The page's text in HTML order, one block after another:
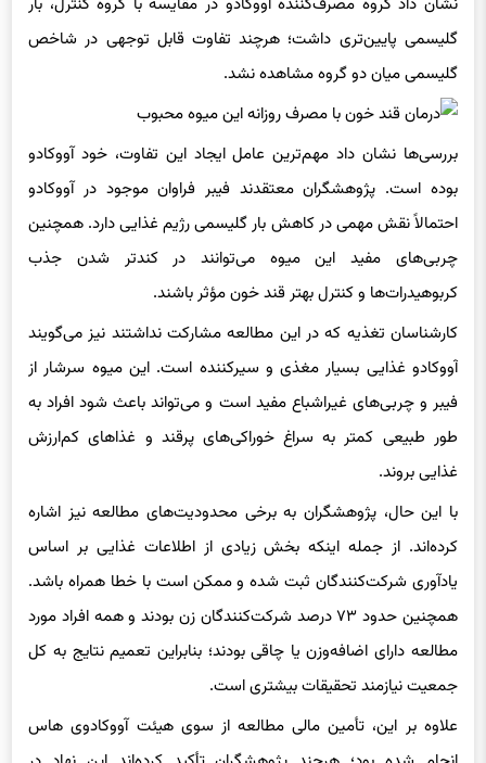
نشان داد گروه مصرف‌کننده آووکادو در مقایسه با گروه کنترل، بار
گلیسمی پایین‌تری داشت؛ هرچند تفاوت قابل توجهی در شاخص
گلیسمی میان دو گروه مشاهده نشد.
بررسی‌ها نشان داد مهم‌ترین عامل ایجاد این تفاوت، خود آووکادو
بوده است. پژوهشگران معتقدند فیبر فراوان موجود در آووکادو
احتمالاً نقش مهمی در کاهش بار گلیسمی رژیم غذایی دارد. همچنین
چربی‌های مفید این میوه می‌توانند در کندتر شدن جذب
کربوهیدرات‌ها و کنترل بهتر قند خون مؤثر باشند.
کارشناسان تغذیه که در این مطالعه مشارکت نداشتند نیز می‌گویند
آووکادو غذایی بسیار مغذی و سیرکننده است. این میوه سرشار از
فیبر و چربی‌های غیراشباع مفید است و می‌تواند باعث شود افراد به
طور طبیعی کمتر به سراغ خوراکی‌های پرقند و غذاهای کم‌ارزش
غذایی بروند.
با این حال، پژوهشگران به برخی محدودیت‌های مطالعه نیز اشاره
کرده‌اند. از جمله اینکه بخش زیادی از اطلاعات غذایی بر اساس
یادآوری شرکت‌کنندگان ثبت شده و ممکن است با خطا همراه باشد.
همچنین حدود ۷۳ درصد شرکت‌کنندگان زن بودند و همه افراد مورد
مطالعه دارای اضافه‌وزن یا چاقی بودند؛ بنابراین تعمیم نتایج به کل
جمعیت نیازمند تحقیقات بیشتری است.
علاوه بر این، تأمین مالی مطالعه از سوی هیئت آووکادوی هاس